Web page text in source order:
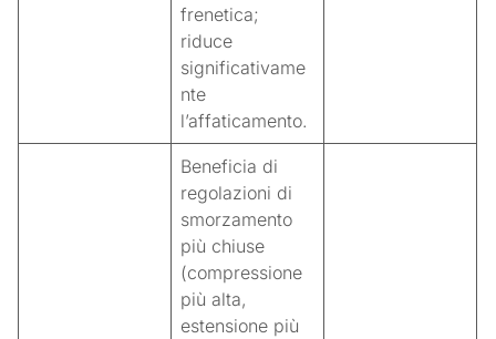
frenetica;
riduce
significativame
nte
l’affaticamento.
Beneficia di
regolazioni di
smorzamento
più chiuse
(compressione
più alta,
estensione più